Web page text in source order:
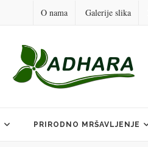
O nama Galerije slika
PRIRODNO MRŠAVLJENJE